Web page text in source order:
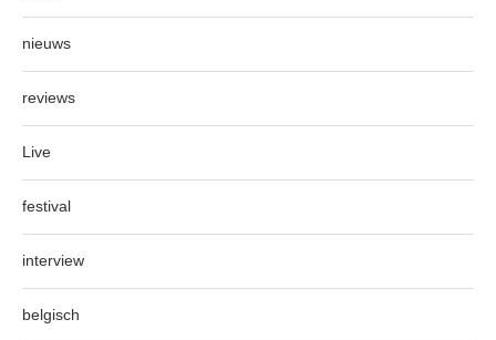
nieuws
reviews
Live
festival
interview
belgisch